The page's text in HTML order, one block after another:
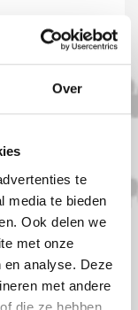
Over
te
media te bieden
Ook delen we
met onze
analyse. Deze
met andere
die ze hebben
uur
harte
welkom als